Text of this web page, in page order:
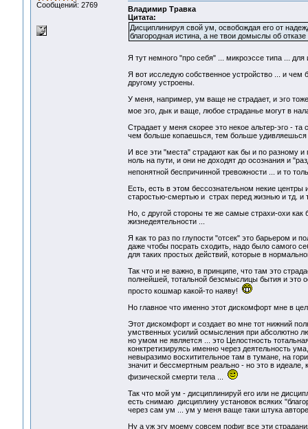
Сообщений: 2769
Владимир Травка
Цитата:
Дисциплинируя свой ум, освобождая его от
благородная истина, а не твои домыслы об
Я тут немного "про себя" ... микроэссе типа ...
Я вот исследую собственное устройство ... и
другому устроены.
У меня, например, ум ваще не страдает, и эго
мое эго, дык и ваще, любое страданье могут в
Страдает у меня скорее это некое альтер-эго -
чем больше копаешься, тем больше удивляешься
И все эти "места" страдают как бы и по разному
ноль на пути, и они не доходят до осознания и
непонятной беспричинной тревожности ... и то
Есть, есть в этом бессознательном некие
старостью-смертью и страх перед жизнью и тд.
Но, с другой стороны те же самые страхи-охи
жизнедеятельности ...
Я как то раз по глупости "отсек" это барьером и
даже чтобы посрать сходить, надо было самого
для таких простых действий, которые в
Так что и не важно, в принципе, что там это
полнейшей, тотальной безсмыслицы бытия и это
просто кошмар какой-то наяву!
Но главное что именно этот дискомфорт мне в
Этот дискомфорт и создает во мне тот нижний
умственных усилий осмысления при абсолютно
но умом не является ... это Целостность
конктретизируясь именно через деятельность
невыразимо восхитительное там в тумане, на
значит и бессмертным реально - но это в идеале,
физической смерти тела ...
Так что мой ум - дисциплинируй его или не
есть снимаю дисциплину установок всяких
через сам ум ... ум у меня ваще таки штука
Ну а уж эгу моему совсем пофиг все эти